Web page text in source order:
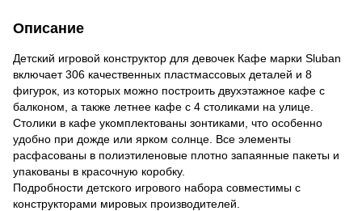
Описание
Детский игровой конструктор для девочек Кафе марки Sluban
включает 306 качественных пластмассовых деталей и 8
фигурок, из которых можно построить двухэтажное кафе с
балконом, а также летнее кафе с 4 столиками на улице.
Столики в кафе укомплектованы зонтиками, что особенно
удобно при дожде или ярком солнце. Все элементы
расфасованы в полиэтиленовые плотно запаянные пакеты и
упакованы в красочную коробку.
Подробности детского игрового набора совместимы с
конструкторами мировых производителей.